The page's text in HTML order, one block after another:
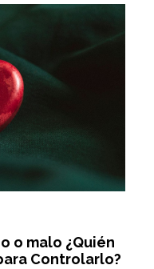
o malo ¿Quién
Controlarlo?